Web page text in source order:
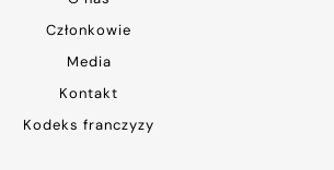
Członkowie
Media
Kontakt
Kodeks franczyzy